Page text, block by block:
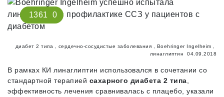
1361 0
диабет 2 типа сердечно-сосудистые заболевания Boehringer Ingelheim
линаглиптин
04.09.2018
В рамках КИ линаглиптин использовался в сочетании со
стандартной терапией сахарного диабета 2 типа
эффективность лечения сравнивалась с плацебо, указали